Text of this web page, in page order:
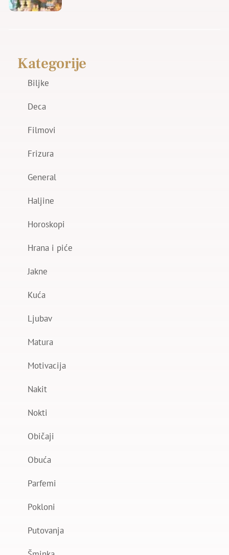
Kategorije
Biljke
Deca
Filmovi
Frizura
General
Haljine
Horoskopi
Hrana i piće
Jakne
Kuća
Ljubav
Matura
Motivacija
Nakit
Nokti
Običaji
Obuća
Parfemi
Pokloni
Putovanja